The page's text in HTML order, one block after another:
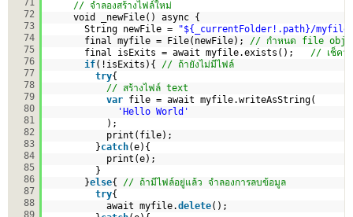
72
73
74
75
76
77
78
79
80
81
82
83
84
85
86
87
88
89
// จำลองสร้างไฟล์ใหม่
void _newFile() async {
String newFile =
"${_currentFolder!.path}/
final myfile = File(newFile); // กำหนด file
final isExits = await myfile.exists(); // เช็คว่า
if(!isExits){ // ถ้ายังไม่มีไฟล์
try{
// สร้างไฟล์ text
var file = await myfile.writeAsString(
'Hello World'
);
print(file);
}catch(e){
print(e);
}
}else{ // ถ้ามีไฟล์อยู่แล้ว จำลองการลบข้อมูล
try{
await myfile.delete();